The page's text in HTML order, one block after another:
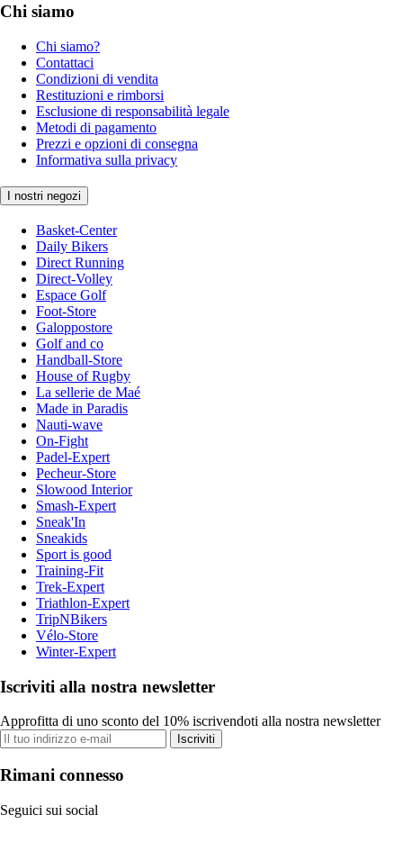
Chi siamo
Chi siamo?
Contattaci
Condizioni di vendita
Restituzioni e rimborsi
Esclusione di responsabilità legale
Metodi di pagamento
Prezzi e opzioni di consegna
Informativa sulla privacy
I nostri negozi
Basket-Center
Daily Bikers
Direct Running
Direct-Volley
Espace Golf
Foot-Store
Galoppostore
Golf and co
Handball-Store
House of Rugby
La sellerie de Maé
Made in Paradis
Nauti-wave
On-Fight
Padel-Expert
Pecheur-Store
Slowood Interior
Smash-Expert
Sneak'In
Sneakids
Sport is good
Training-Fit
Trek-Expert
Triathlon-Expert
TripNBikers
Vélo-Store
Winter-Expert
Iscriviti alla nostra newsletter
Approfitta di uno sconto del 10% iscrivendoti alla nostra newsletter
Iscriviti
Rimani connesso
Seguici sui social